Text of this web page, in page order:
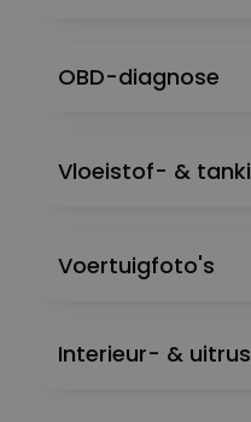
OBD-diagnose
Vloeistof- &
Voertuigfoto's
Interieur- &